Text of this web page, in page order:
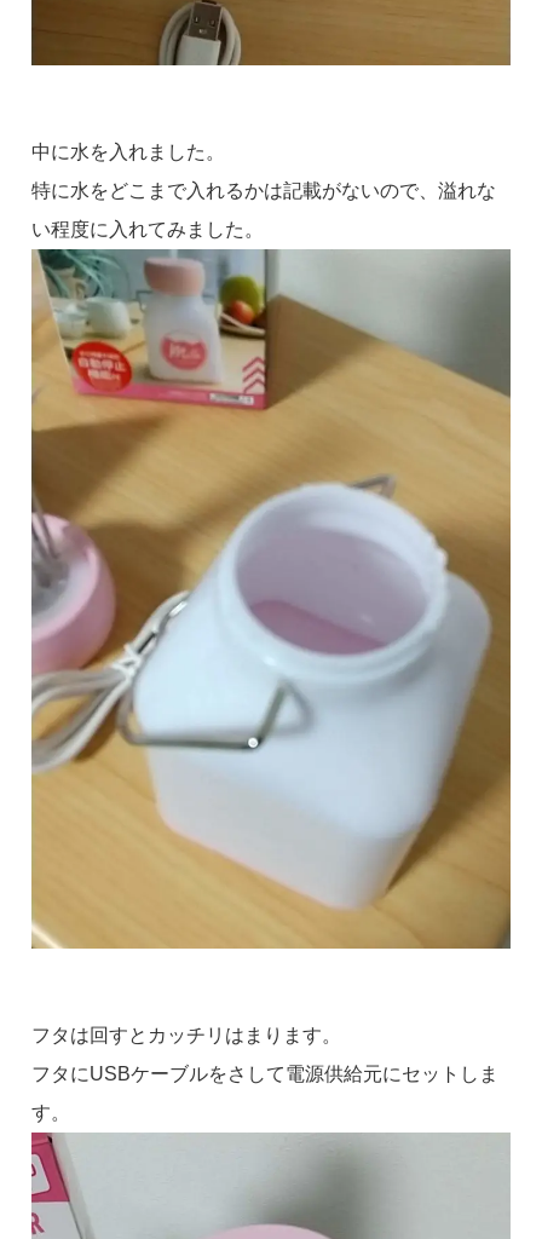
中に水を入れました。
特に水をどこまで入れるかは記載がないので、溢れな
い程度に入れてみました。
フタは回すとカッチリはまります。
フタにUSBケーブルをさして電源供給元にセットしま
す。